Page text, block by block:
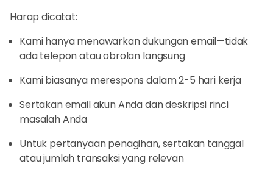
Harap dicatat:
Kami hanya menawarkan dukungan email—tidak
ada telepon atau obrolan langsung
Kami biasanya merespons dalam 2-5 hari kerja
Sertakan email akun Anda dan deskripsi rinci
masalah Anda
Untuk pertanyaan penagihan, sertakan tanggal
atau jumlah transaksi yang relevan